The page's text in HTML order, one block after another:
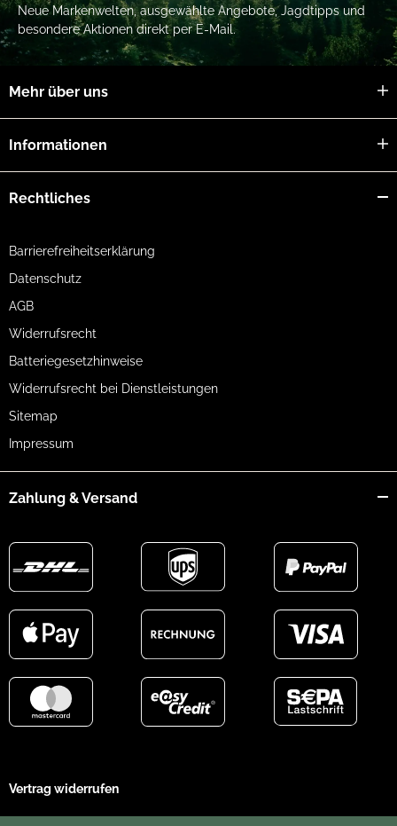
Neue Markenwelten, ausgewählte Angebote, Jagdtipps und
besondere Aktionen direkt per E-Mail.
Mehr über uns
Informationen
Rechtliches
Barrierefreiheitserklärung
Datenschutz
AGB
Widerrufsrecht
Batteriegesetzhinweise
Widerrufsrecht bei Dienstleistungen
Sitemap
Impressum
Zahlung & Versand
Vertrag widerrufen